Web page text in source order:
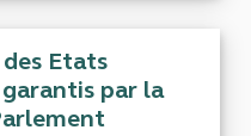
Etats
par la